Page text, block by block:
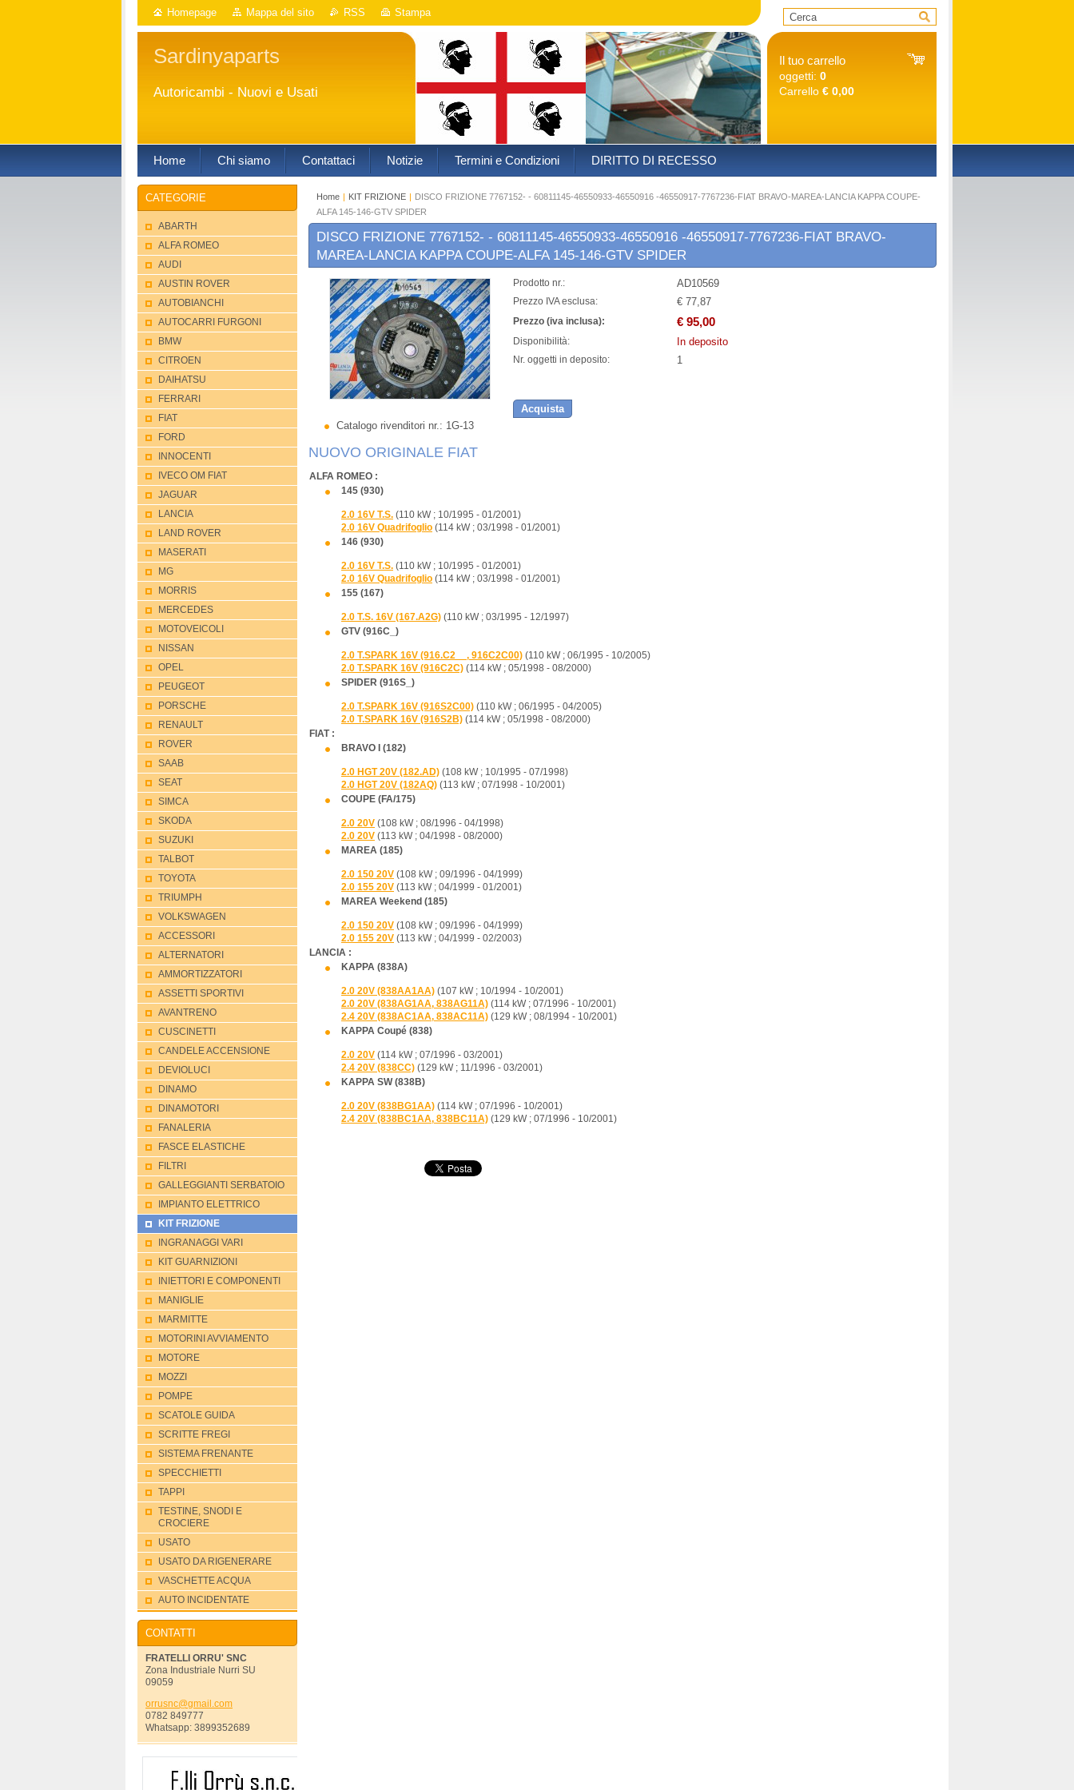
Homepage Mappa del sito RSS Stampa
Sardinyaparts
Autoricambi - Nuovi e Usati
Il tuo carrello
oggetti: 0
Carrello € 0,00
Home Chi siamo Contattaci Notizie Termini e Condizioni DIRITTO DI RECESSO
Home | KIT FRIZIONE | DISCO FRIZIONE 7767152- - 60811145-46550933-46550916 -46550917-7767236-FIAT BRAVO-MAREA-LANCIA KAPPA COUPE-
ALFA 145-146-GTV SPIDER
DISCO FRIZIONE 7767152- - 60811145-46550933-46550916 -46550917-7767236-FIAT BRAVO-
MAREA-LANCIA KAPPA COUPE-ALFA 145-146-GTV SPIDER
Catalogo rivenditori nr.: 1G-13
Prodotto nr.: AD10569
Prezzo IVA esclusa: € 77,87
Prezzo (iva inclusa): € 95,00
Disponibilità: In deposito
Nr. oggetti in deposito: 1
Acquista
NUOVO ORIGINALE FIAT
ALFA ROMEO :
145 (930)
2.0 16V T.S. (110 kW ; 10/1995 - 01/2001)
2.0 16V Quadrifoglio (114 kW ; 03/1998 - 01/2001)
146 (930)
2.0 16V T.S. (110 kW ; 10/1995 - 01/2001)
2.0 16V Quadrifoglio (114 kW ; 03/1998 - 01/2001)
155 (167)
2.0 T.S. 16V (167.A2G) (110 kW ; 03/1995 - 12/1997)
GTV (916C_)
2.0 T.SPARK 16V (916.C2__, 916C2C00) (110 kW ; 06/1995 - 10/2005)
2.0 T.SPARK 16V (916C2C) (114 kW ; 05/1998 - 08/2000)
SPIDER (916S_)
2.0 T.SPARK 16V (916S2C00) (110 kW ; 06/1995 - 04/2005)
2.0 T.SPARK 16V (916S2B) (114 kW ; 05/1998 - 08/2000)
FIAT :
BRAVO I (182)
2.0 HGT 20V (182.AD) (108 kW ; 10/1995 - 07/1998)
2.0 HGT 20V (182AQ) (113 kW ; 07/1998 - 10/2001)
COUPE (FA/175)
2.0 20V (108 kW ; 08/1996 - 04/1998)
2.0 20V (113 kW ; 04/1998 - 08/2000)
MAREA (185)
2.0 150 20V (108 kW ; 09/1996 - 04/1999)
2.0 155 20V (113 kW ; 04/1999 - 01/2001)
MAREA Weekend (185)
2.0 150 20V (108 kW ; 09/1996 - 04/1999)
2.0 155 20V (113 kW ; 04/1999 - 02/2003)
LANCIA :
KAPPA (838A)
2.0 20V (838AA1AA) (107 kW ; 10/1994 - 10/2001)
2.0 20V (838AG1AA, 838AG11A) (114 kW ; 07/1996 - 10/2001)
2.4 20V (838AC1AA, 838AC11A) (129 kW ; 08/1994 - 10/2001)
KAPPA Coupé (838)
2.0 20V (114 kW ; 07/1996 - 03/2001)
2.4 20V (838CC) (129 kW ; 11/1996 - 03/2001)
KAPPA SW (838B)
2.0 20V (838BG1AA) (114 kW ; 07/1996 - 10/2001)
2.4 20V (838BC1AA, 838BC11A) (129 kW ; 07/1996 - 10/2001)
CATEGORIE
ABARTH
ALFA ROMEO
AUDI
AUSTIN ROVER
AUTOBIANCHI
AUTOCARRI FURGONI
BMW
CITROEN
DAIHATSU
FERRARI
FIAT
FORD
INNOCENTI
IVECO OM FIAT
JAGUAR
LANCIA
LAND ROVER
MASERATI
MG
MORRIS
MERCEDES
MOTOVEICOLI
NISSAN
OPEL
PEUGEOT
PORSCHE
RENAULT
ROVER
SAAB
SEAT
SIMCA
SKODA
SUZUKI
TALBOT
TOYOTA
TRIUMPH
VOLKSWAGEN
ACCESSORI
ALTERNATORI
AMMORTIZZATORI
ASSETTI SPORTIVI
AVANTRENO
CUSCINETTI
CANDELE ACCENSIONE
DEVIOLUCI
DINAMO
DINAMOTORI
FANALERIA
FASCE ELASTICHE
FILTRI
GALLEGGIANTI SERBATOIO
IMPIANTO ELETTRICO
KIT FRIZIONE
INGRANAGGI VARI
KIT GUARNIZIONI
INIETTORI E COMPONENTI
MANIGLIE
MARMITTE
MOTORINI AVVIAMENTO
MOTORE
MOZZI
POMPE
SCATOLE GUIDA
SCRITTE FREGI
SISTEMA FRENANTE
SPECCHIETTI
TAPPI
TESTINE, SNODI E
CROCIERE
USATO
USATO DA RIGENERARE
VASCHETTE ACQUA
AUTO INCIDENTATE
CONTATTI
FRATELLI ORRU' SNC
Zona Industriale Nurri SU
09059
orrusnc@gmail.com
0782 849777
Whatsapp: 3899352689